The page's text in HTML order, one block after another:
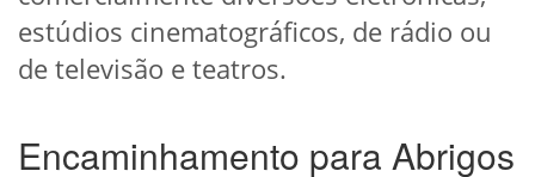
estúdios cinematográficos, de rádio ou
de televisão e teatros.
Encaminhamento para Abrigos